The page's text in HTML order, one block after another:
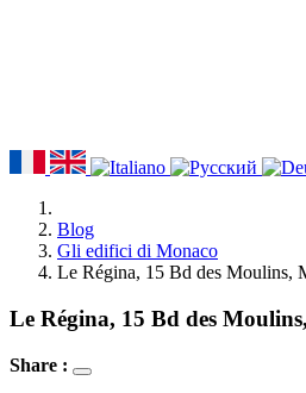
Blog
Gli edifici di Monaco
Le Régina, 15 Bd des Moulins,
Le Régina, 15 Bd des
Share :